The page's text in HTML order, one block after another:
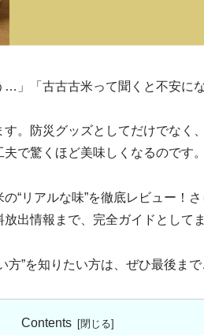
…」「古古古米って聞くと不安
。防災グッズとしてだけでなく
で驚くほど美味しくなるのです。
“リアルな味”を徹底レビュー！
出情報まで、完全ガイドとして
”を知りたい方は、ぜひ最後まで
Contents